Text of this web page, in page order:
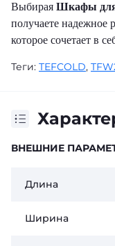
Выбирая Шкафы для
получаете надежное
которое сочетает в
Теги: TEFCOLD,
ВНЕШНИЕ
Длина
Ширина